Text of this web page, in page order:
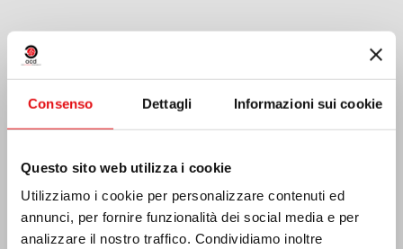
Consenso Dettagli Informazioni sui cookie
Questo sito web utilizza i cookie
Utilizziamo i cookie per personalizzare contenuti ed
annunci, per fornire funzionalità dei social media e per
analizzare il nostro traffico. Condividiamo inoltre
Ultime Notizie: